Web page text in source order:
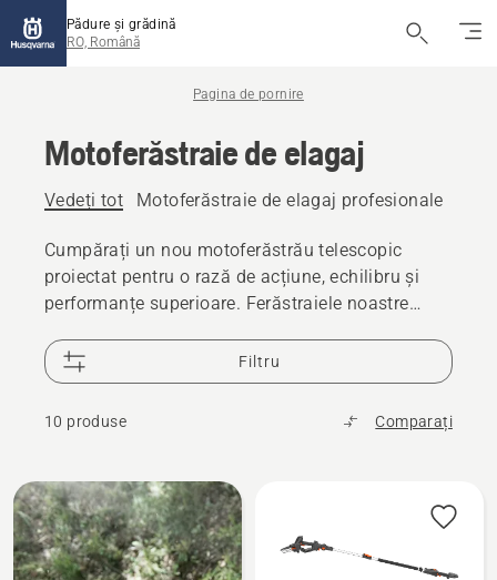
Pădure și grădină
RO, Română
Pagina de pornire
Motoferăstraie de elagaj
Vedeți tot Motoferăstraie de elagaj profesionale
Cumpărați un nou motoferăstrău telescopic
proiectat pentru o rază de acțiune, echilibru și
performanțe superioare. Ferăstraiele noastre
eficient și să obțineți rezultate excelente. Oferim
o gamă de ferăstraie telescopice (pentru elagaj)
pe benzină și cu acumulator (baterie), atât pentru
utilizare rezidențială și profesională.
Filtru
10 produse Comparați
Toate
produsele